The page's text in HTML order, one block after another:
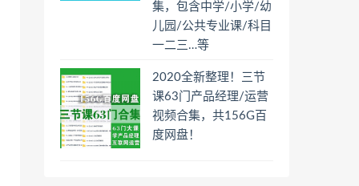
集，包含中学/小学/幼
儿园/公共专业课/科目
一二三…等
2020全新整理！三节
课63门产品经理/运营
视频合集，共156G百
度网盘！